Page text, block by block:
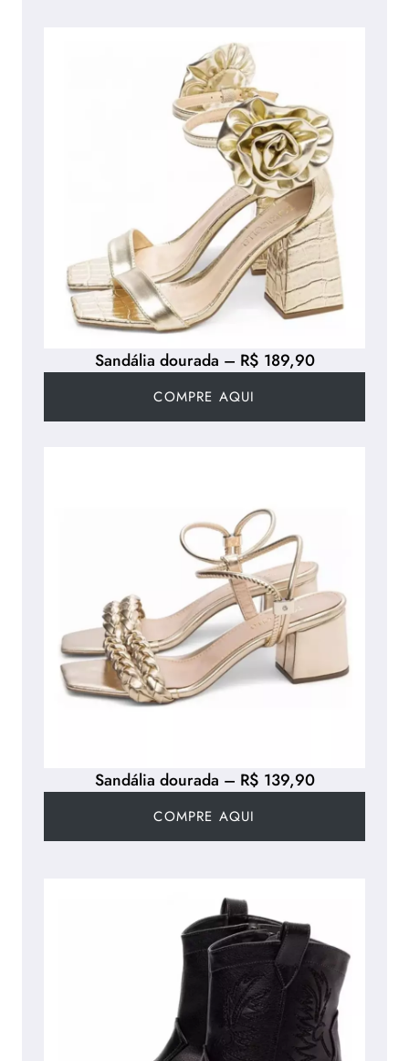
Sandália dourada – R$ 189,90
COMPRE AQUI
Sandália dourada – R$ 139,90
COMPRE AQUI